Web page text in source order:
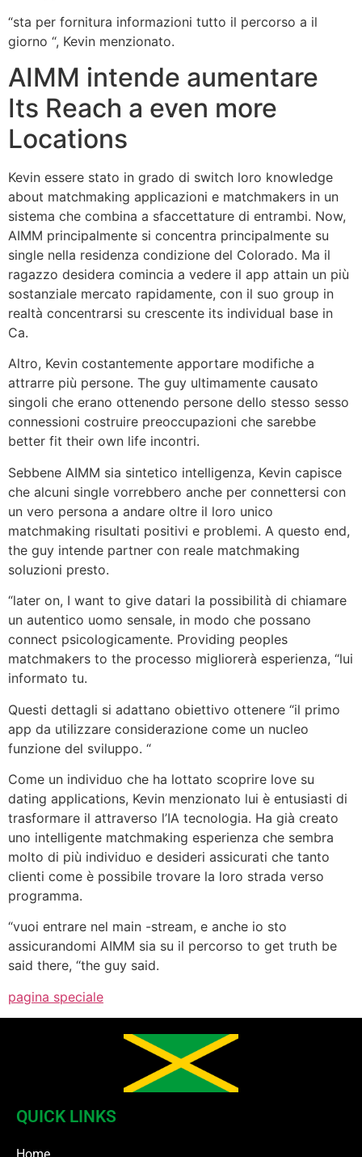
“sta per fornitura informazioni tutto il percorso a il
giorno “, Kevin menzionato.
AIMM intende aumentare
Its Reach a even more
Locations
Kevin essere stato in grado di switch loro knowledge
about matchmaking applicazioni e matchmakers in un
sistema che combina a sfaccettature di entrambi. Now,
AIMM principalmente si concentra principalmente su
single nella residenza condizione del Colorado. Ma il
ragazzo desidera comincia a vedere il app attain un più
sostanziale mercato rapidamente, con il suo group in
realtà concentrarsi su crescente its individual base in
Ca.
Altro, Kevin costantemente apportare modifiche a
attrarre più persone. The guy ultimamente causato
singoli che erano ottenendo persone dello stesso sesso
connessioni costruire preoccupazioni che sarebbe
better fit their own life incontri.
Sebbene AIMM sia sintetico intelligenza, Kevin capisce
che alcuni single vorrebbero anche per connettersi con
un vero persona a andare oltre il loro unico
matchmaking risultati positivi e problemi. A questo end,
the guy intende partner con reale matchmaking
soluzioni presto.
“later on, I want to give datari la possibilità di chiamare
un autentico uomo sensale, in modo che possano
connect psicologicamente. Providing peoples
matchmakers to the processo migliorerà esperienza, “lui
informato tu.
Questi dettagli si adattano obiettivo ottenere “il primo
app da utilizzare considerazione come un nucleo
funzione del sviluppo. “
Come un individuo che ha lottato scoprire love su
dating applications, Kevin menzionato lui è entusiasti di
trasformare il attraverso l’IA tecnologia. Ha già creato
uno intelligente matchmaking esperienza che sembra
molto di più individuo e desideri assicurati che tanto
clienti come è possibile trovare la loro strada verso
programma.
“vuoi entrare nel main -stream, e anche io sto
assicurandomi AIMM sia su il percorso to get truth be
said there, “the guy said.
pagina speciale
QUICK LINKS
Home